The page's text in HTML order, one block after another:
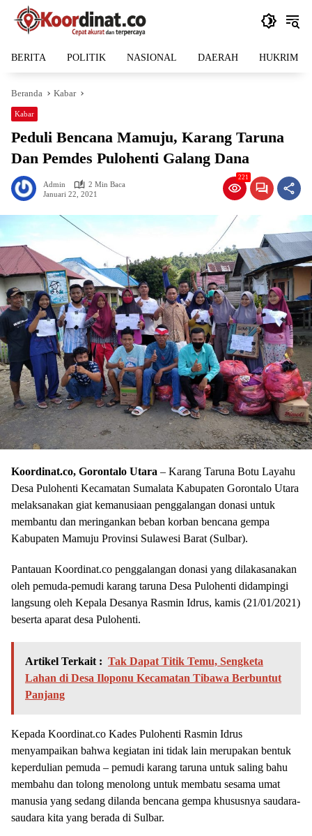
Langsung
BERITA POLITIK NASIONAL DAERAH HUKRIM
Beranda Kabar
Kabar
Peduli Bencana Mamuju, Karang Taruna
Dan Pemdes Pulohenti Galang Dana
Admin
2 Min Baca
Januari 22, 2021
221
Koordinat.co, Gorontalo Utara – Karang Taruna Botu Layahu
Desa Pulohenti Kecamatan Sumalata Kabupaten Gorontalo Utara
melaksanakan giat kemanusiaan penggalangan donasi untuk
membantu dan meringankan beban korban bencana gempa
Kabupaten Mamuju Provinsi Sulawesi Barat (Sulbar).
Pantauan Koordinat.co penggalangan donasi yang dilakasanakan
oleh pemuda-pemudi karang taruna Desa Pulohenti didampingi
langsung oleh Kepala Desanya Rasmin Idrus, kamis (21/01/2021)
beserta aparat desa Pulohenti.
Artikel Terkait : Tak Dapat Titik Temu, Sengketa
Lahan di Desa Iloponu Kecamatan Tibawa Berbuntut
Panjang
Kepada Koordinat.co Kades Pulohenti Rasmin Idrus
menyampaikan bahwa kegiatan ini tidak lain merupakan bentuk
keperdulian pemuda – pemudi karang taruna untuk saling bahu
membahu dan tolong menolong untuk membatu sesama umat
manusia yang sedang dilanda bencana gempa khususnya saudara-
saudara kita yang berada di Sulbar.